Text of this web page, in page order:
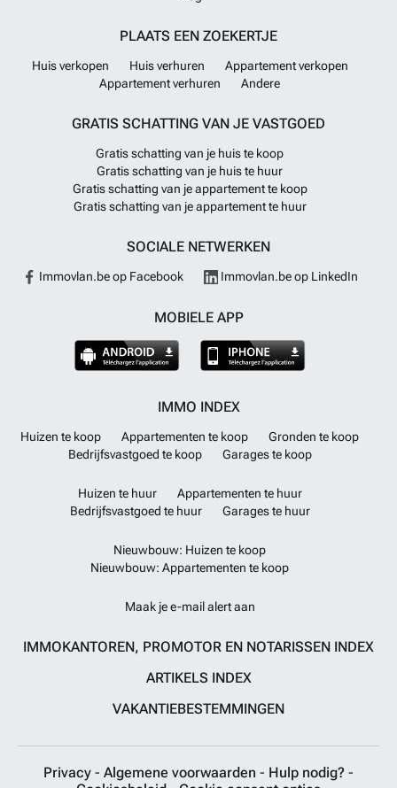
PLAATS EEN ZOEKERTJE
Huis verkopen Huis verhuren
Appartement verkopen
Appartement verhuren
Andere
GRATIS SCHATTING VAN JE VASTGOED
Gratis schatting van je huis te koop
Gratis schatting van je huis te huur
Gratis schatting van je appartement te koop
Gratis schatting van je appartement te huur
SOCIALE NETWERKEN
Immovlan.be op Facebook Immovlan.be op LinkedIn
MOBIELE APP
IMMO INDEX
Huizen te koop Appartementen te koop
Gronden te koop
Bedrijfsvastgoed te koop
Garages te koop
Huizen te huur
Appartementen te huur
Bedrijfsvastgoed te huur
Garages te huur
Nieuwbouw: Huizen te koop
Nieuwbouw: Appartementen te koop
Maak je e-mail alert aan
IMMOKANTOREN, PROMOTOR EN NOTARISSEN INDEX
ARTIKELS INDEX
VAKANTIEBESTEMMINGEN
Privacy - Algemene voorwaarden - Hulp nodig? -